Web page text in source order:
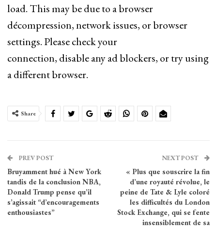
load. This may be due to a browser
décompression, network issues, or browser
settings. Please check your
connection, disable any ad blockers, or try using
a different browser.
Share
PREV POST
Bruyamment hué à New York
tandis de la conclusion NBA,
Donald Trump pense qu’il
s’agissait “d’encouragements
enthousiastes”
NEXT POST
« Plus que souscrire la fin
d’une royauté révolue, le
peine de Tate & Lyle coloré
les difficultés du London
Stock Exchange, qui se fente
insensiblement de sa